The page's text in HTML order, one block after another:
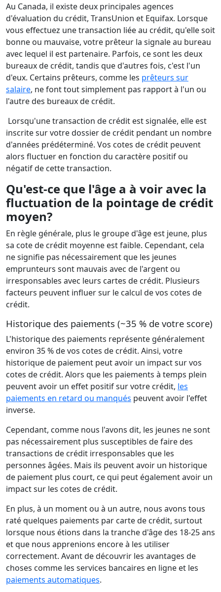
Au Canada, il existe deux principales agences
d'évaluation du crédit, TransUnion et Equifax. Lorsque
vous effectuez une transaction liée au crédit, qu'elle soit
bonne ou mauvaise, votre prêteur la signale au bureau
avec lequel il est partenaire. Parfois, ce sont les deux
bureaux de crédit, tandis que d'autres fois, c'est l'un
d'eux. Certains prêteurs, comme les prêteurs sur
salaire, ne font tout simplement pas rapport à l'un ou
l'autre des bureaux de crédit.
Lorsqu'une transaction de crédit est signalée, elle est
inscrite sur votre dossier de crédit pendant un nombre
d'années prédéterminé. Vos cotes de crédit peuvent
alors fluctuer en fonction du caractère positif ou
négatif de cette transaction.
Qu'est-ce que l'âge a à voir avec la
fluctuation de la pointage de crédit
moyen?
En règle générale, plus le groupe d'âge est jeune, plus
sa cote de crédit moyenne est faible. Cependant, cela
ne signifie pas nécessairement que les jeunes
emprunteurs sont mauvais avec de l'argent ou
irresponsables avec leurs cartes de crédit. Plusieurs
facteurs peuvent influer sur le calcul de vos cotes de
crédit.
Historique des paiements (~35 % de votre score)
L'historique des paiements représente généralement
environ 35 % de vos cotes de crédit. Ainsi, votre
historique de paiement peut avoir un impact sur vos
cotes de crédit. Alors que les paiements à temps plein
peuvent avoir un effet positif sur votre crédit, les
paiements en retard ou manqués peuvent avoir l'effet
inverse.
Cependant, comme nous l'avons dit, les jeunes ne sont
pas nécessairement plus susceptibles de faire des
transactions de crédit irresponsables que les
personnes âgées. Mais ils peuvent avoir un historique
de paiement plus court, ce qui peut également avoir un
impact sur les cotes de crédit.
En plus, à un moment ou à un autre, nous avons tous
raté quelques paiements par carte de crédit, surtout
lorsque nous étions dans la tranche d'âge des 18-25 ans
et que nous apprenions encore à les utiliser
correctement. Avant de découvrir les avantages de
choses comme les services bancaires en ligne et les
paiements automatiques.